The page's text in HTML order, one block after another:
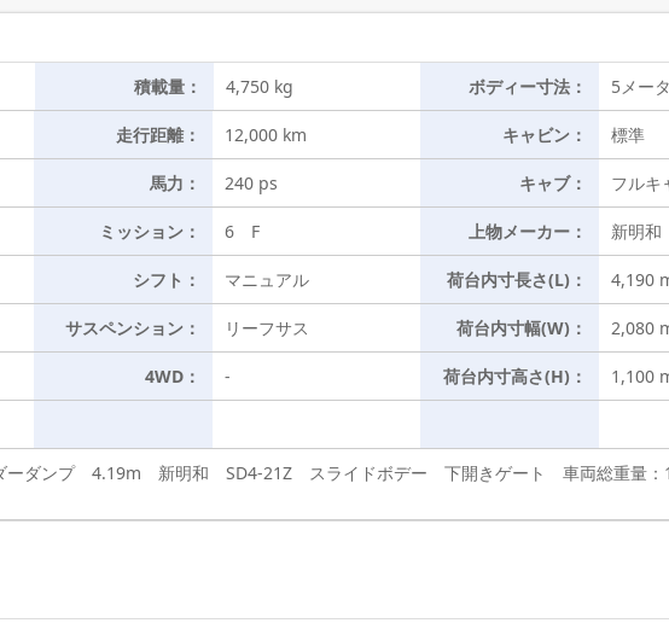
積載量： 4,750 kg ボディー寸法： 5メー
走行距離： 12,000 km キャビン： 標準
馬力： 240 ps キャブ： フルキ
ミッション： 6 F 上物メーカー： 新明和
シフト： マニュアル 荷台内寸長さ(L)： 4,190
サスペンション： リーフサス 荷台内寸幅(W)： 2,080
4WD： - 荷台内寸高さ(H)： 1,100
ーダンプ 4.19m 新明和 SD4-21Z スライドボデー 下開きゲート 車両総重量：